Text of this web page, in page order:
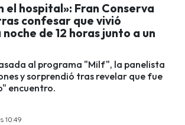
el hospital»: Fran Conserva
confesar que vivió
de 12 horas junto a un
al programa "Milf", la panelista
y sorprendió tras revelar que fue
encuentro.
10:49